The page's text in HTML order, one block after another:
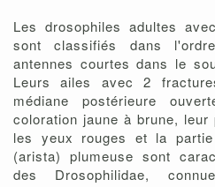
Les drosophiles adultes
sont classifiés dans
antennes courtes dans le
Leurs ailes avec 2
médiane postérieure
coloration jaune à brune,
les yeux rouges et la
(arista) plumeuse sont
des Drosophilidae,